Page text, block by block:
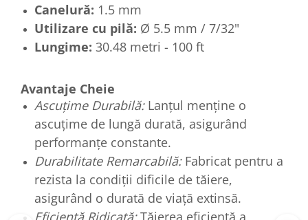
Canelură: 1.5 mm
Utilizare cu pilă: Ø 5.5 mm / 7/32"
Lungime: 30.48 metri - 100 ft
Avantaje Cheie
Ascuțime Durabilă:Lanțul menține o
ascuțime de lungă durată, asigurând
performanțe constante.
Durabilitate Remarcabilă:Fabricat pentru a
rezista la condiții dificile de tăiere,
asigurând o durată de viață extinsă.
Eficiență Ridicată:Tăierea eficientă a